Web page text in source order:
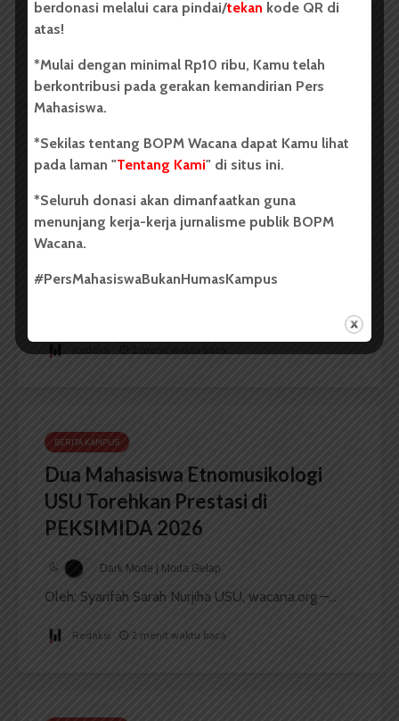
...
Redaksi 2 menit waktu baca
BERITA KAMPUS
Dua Mahasiswa Sastra Indonesia
USU Raih Juara di Festival Literasi
Sumatra Utara 2026
Dark Mode | Moda Gelap
BERITA KAMPUS
Dua Mahasiswa Etnomusikologi
USU Torehkan Prestasi di
PEKSIMIDA 2026
Dark Mode | Moda Gelap
Oleh: Syarifah Sarah Nurjiha USU, wacana.org –...
Redaksi 2 menit waktu baca
berdonasi melalui cara pindai/tekan kode QR di
atas!
*Mulai dengan minimal Rp10 ribu, Kamu telah
berkontribusi pada gerakan kemandirian Pers
Mahasiswa.
*Sekilas tentang BOPM Wacana dapat Kamu lihat
pada laman "Tentang Kami" di situs ini.
*Seluruh donasi akan dimanfaatkan guna
menunjang kerja-kerja jurnalisme publik BOPM
Wacana.
#PersMahasiswaBukanHumasKampus